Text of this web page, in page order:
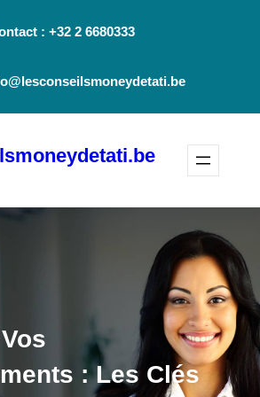
: +32 2 6680333
: Les Clés